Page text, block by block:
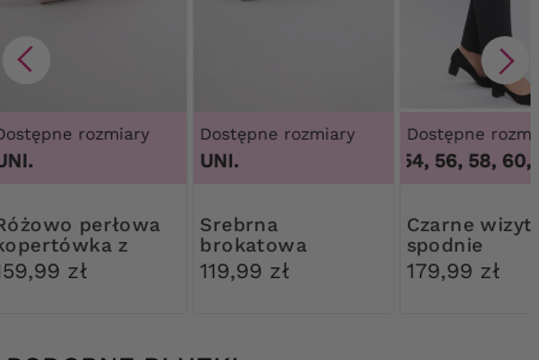
rozmiary
z
zł
Dostępne rozmiary
UNI.
Srebrna
brokatowa
kopertówka
119,99 zł
Dostępne
50, 52, 54, 56, 58, 60,
Czarne wizytowe
spodnie
179,99 zł